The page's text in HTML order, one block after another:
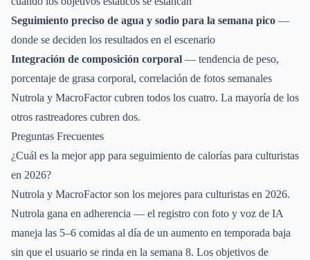
Seguimiento preciso de agua y sodio para la semana pico —
donde se deciden los resultados en el escenario
Integración de composición corporal — tendencia de peso,
porcentaje de grasa corporal, correlación de fotos semanales
Nutrola y MacroFactor cubren todos los cuatro. La mayoría de los
otros rastreadores cubren dos.
Preguntas Frecuentes
¿Cuál es la mejor app para seguimiento de calorías para culturistas
en 2026?
Nutrola y MacroFactor son los mejores para culturistas en 2026.
Nutrola gana en adherencia — el registro con foto y voz de IA
maneja las 5–6 comidas al día de un aumento en temporada baja
sin que el usuario se rinda en la semana 8. Los objetivos de